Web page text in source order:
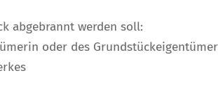
abgebrannt werden soll:
oder des